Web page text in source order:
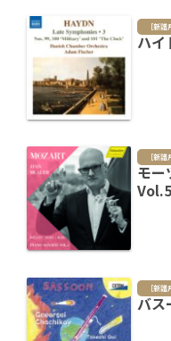
［新
ハイ
［新
モー
Vol.5
［新
バス